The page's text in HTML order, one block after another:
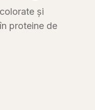
și
proteine de